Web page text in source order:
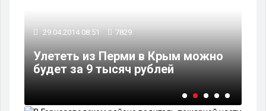
29.04.2014 08:51 7829
Улететь из Перми в Крым можно
будет за 9 тысяч рублей